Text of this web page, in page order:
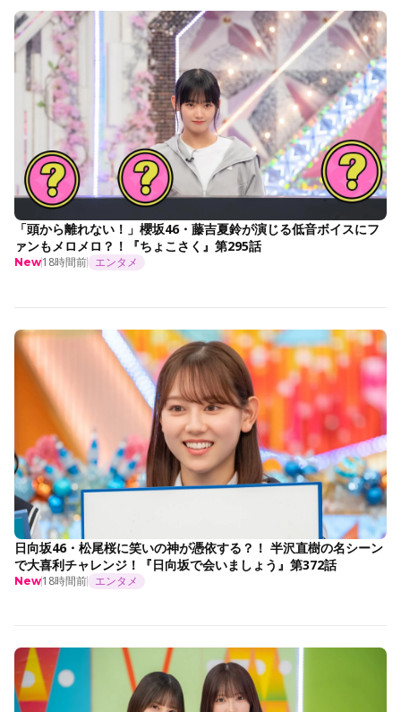
「頭から離れない！」櫻坂46・藤吉夏鈴が演じる低音ボイスにフ
ァンもメロメロ？！『ちょこさく』第295話
New18時間前 エンタメ
日向坂46・松尾桜に笑いの神が憑依する？！ 半沢直樹の名シーン
で大喜利チャレンジ！『日向坂で会いましょう』第372話
New18時間前 エンタメ